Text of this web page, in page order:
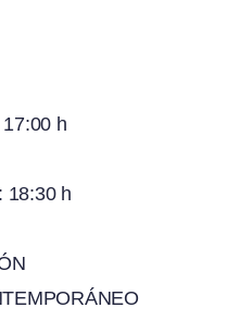
h
18:30 h